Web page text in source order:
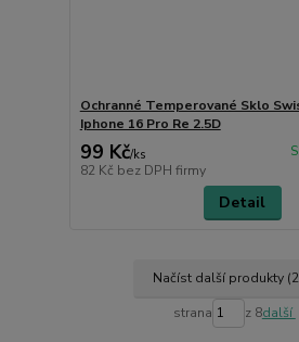
Ochranné Temperované Sklo
Iphone 16 Pro Re 2.5D
99 Kč/ks
82 Kč bez DPH firmy
Detail
Načíst další produkty
strana z 8další